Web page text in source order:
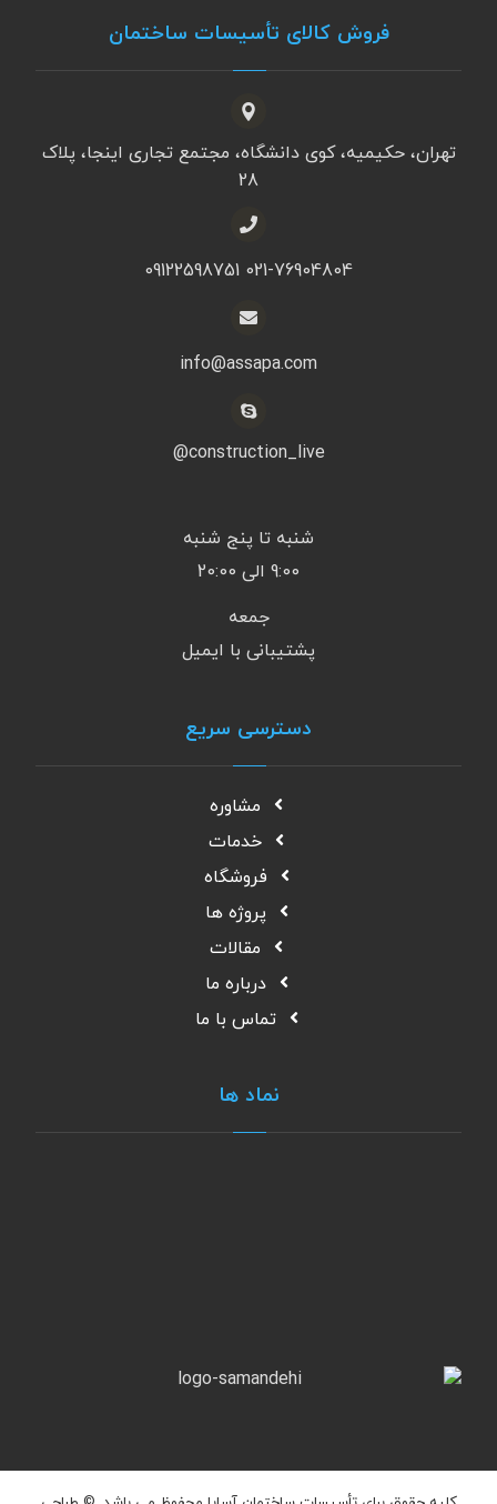
فروش کالای تأسیسات ساختمان
تهران، حکیمیه، کوی دانشگاه، مجتمع تجاری اینجا، پلاک
28
021-76904804 09122598751
info@assapa.com
construction_live@
شنبه تا پنج شنبه
9:00 الی 20:00
جمعه
پشتیبانی با ایمیل
دسترسی سریع
مشاوره
خدمات
فروشگاه
پروژه ها
مقالات
درباره ما
تماس با ما
نماد ها